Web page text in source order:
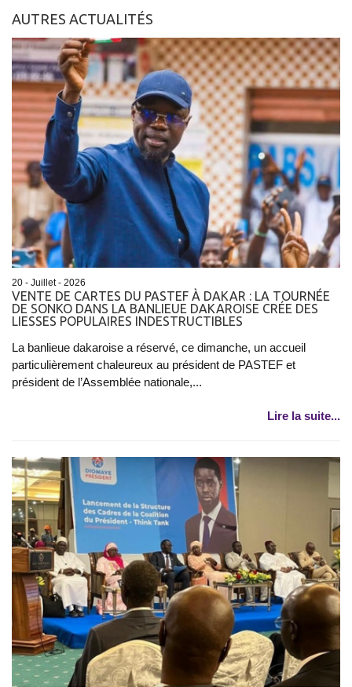
AUTRES ACTUALITÉS
20 - Juillet - 2026
VENTE DE CARTES DU PASTEF À DAKAR : LA TOURNÉE
DE SONKO DANS LA BANLIEUE DAKAROISE CRÉE DES
LIESSES POPULAIRES INDESTRUCTIBLES
La banlieue dakaroise a réservé, ce dimanche, un accueil
particulièrement chaleureux au président de PASTEF et
président de l’Assemblée nationale,...
Lire la suite...